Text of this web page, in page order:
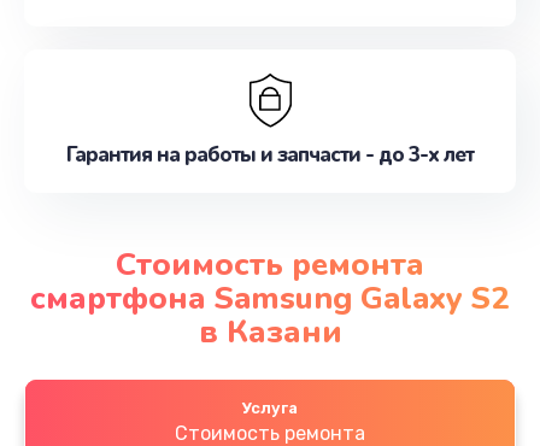
Гарантия на работы и запчасти - до 3-х лет
Стоимость ремонта
смартфона Samsung Galaxy S2
в Казани
Услуга
Стоимость ремонта